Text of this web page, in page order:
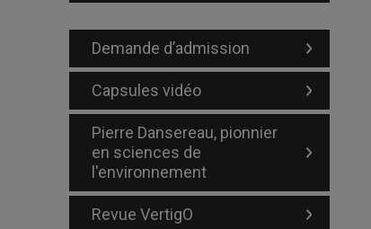
Demande d’admission
Capsules vidéo
Pierre Dansereau, pionnier
en sciences de
l'environnement
Revue VertigO